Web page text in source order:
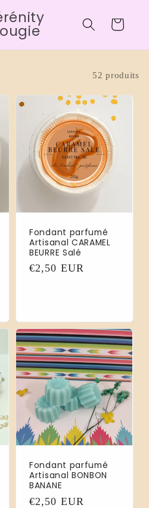
Panier
52 produits
Fondant parfumé
Artisanal CARAMEL
BEURRE Salé
Prix
€2,50 EUR
Fondant parfumé
Artisanal BONBON
BANANE
Prix
€2,50 EUR